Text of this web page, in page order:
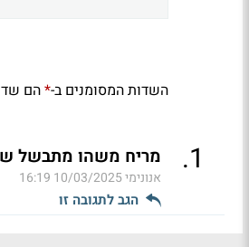
השדות המסומנים ב-*הם
1
. מריח משהו מתבשל
אנונימי10/03/2025 16:19
הגב לתגובה זו